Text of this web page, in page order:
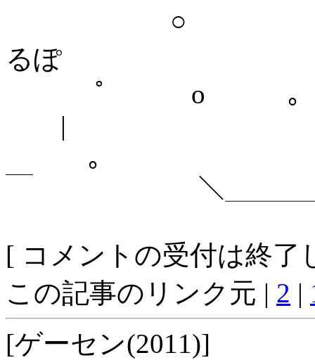
○ ＼ ＼
るぽ
ﾟ o ｡ .
|
｡
￣ ＼＿＿＿＿＿
[ コメントの受付は終了
この記事のリンク元 | 2 |
[ゲーセン(2011)]